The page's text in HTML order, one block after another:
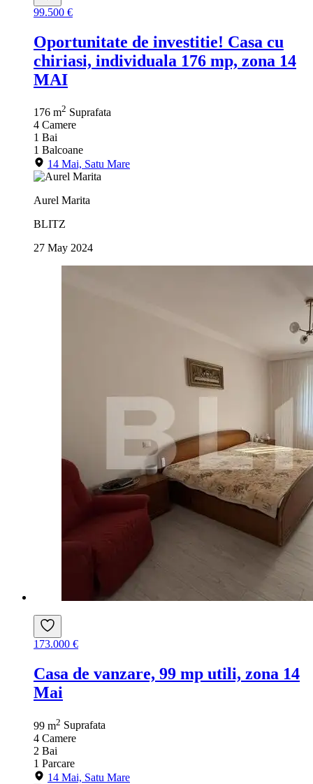
99.500 €
Oportunitate de investitie! Casa cu
chiriasi, individuala 176 mp, zona 14
MAI
176 m2 Suprafata
4 Camere
1 Bai
1 Balcoane
14 Mai, Satu Mare
Aurel Marita
BLITZ
27 May 2024
173.000 €
Casa de vanzare, 99 mp utili, zona 14
Mai
99 m2 Suprafata
4 Camere
2 Bai
1 Parcare
14 Mai, Satu Mare